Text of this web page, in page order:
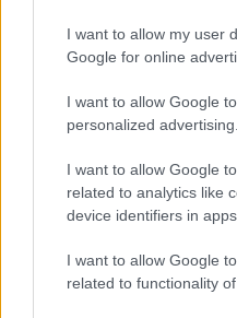
I want to allow my user
Google for online
I want to allow Google
personalized advertising.
I want to allow Google
related to analytics like
device identifiers in
I want to allow Google
related to functionality
Τι θέλει ένα Πάσχα
Θέλει παρέα, θέλει
εξερεύνηση, θέλει
και επιτυχημένο
θέλει φυσικά
αρχή!
Διαβάστε